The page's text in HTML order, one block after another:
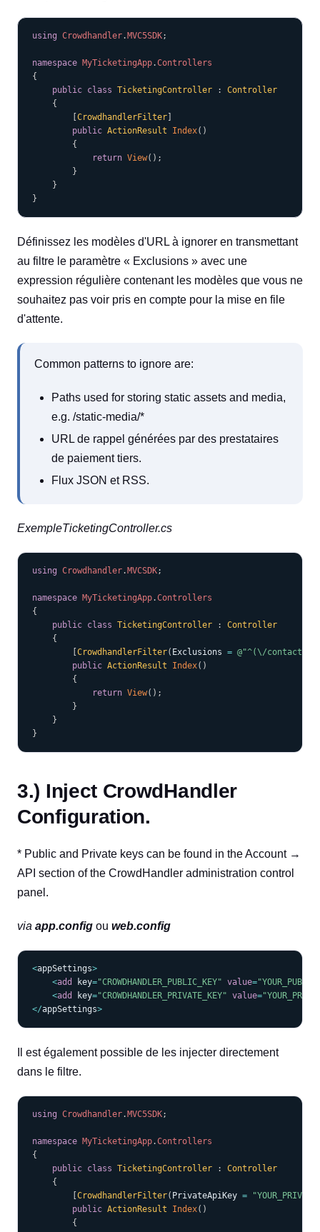
using Crowdhandler. MVC5SDK;
namespace MyTicketingApp.Controllers
{
public class TicketingController :
Controller
{
CrowdhandlerFilter
public ActionResult Index( )
{
return View( ) ;
}
}
}
Définissez les modèles d'URL à ignorer en transmettant
au filtre le paramètre « Exclusions » avec une
expression régulière contenant les modèles que vous ne
souhaitez pas voir pris en compte pour la mise en file
d'attente.
Common patterns to ignore are:
Paths used for storing static assets and media,
e.g. /static-media/*
URL de rappel générées par des prestataires
de paiement tiers.
Flux JSON et RSS.
ExempleTicketingController.cs
using Crowdhandler. MVCSDK;
namespace MyTicketingApp.Controllers
{
public class TicketingController :
Controller
{
CrowdhandlerFilter( Exclusions = @"^(\/contact-
public ActionResult Index( )
{
return View( ) ;
}
}
}
3.) Inject CrowdHandler
Configuration.
* Public and Private keys can be found in the Account →
API section of the CrowdHandler administration control
panel.
via app.config ou web.config
<appSettings>
<add key="CROWDHANDLER_PUBLIC_KEY" value=
<add key="CROWDHANDLER_PRIVATE_KEY" value=
</appSettings>
Il est également possible de les injecter directement
dans le filtre.
using Crowdhandler. MVC5SDK;
namespace MyTicketingApp.Controllers
{
public class TicketingController :
Controller
{
CrowdhandlerFilter( PrivateApiKey =
public ActionResult Index( )
{